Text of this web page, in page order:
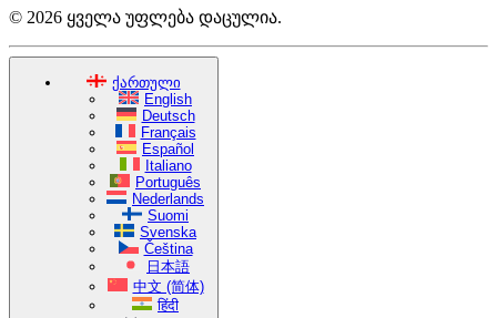
© 2026 ყველა უფლება დაცულია.
ქართული
English
Deutsch
Français
Español
Italiano
Português
Nederlands
Suomi
Svenska
Čeština
日本語
中文 (简体)
हिंदी